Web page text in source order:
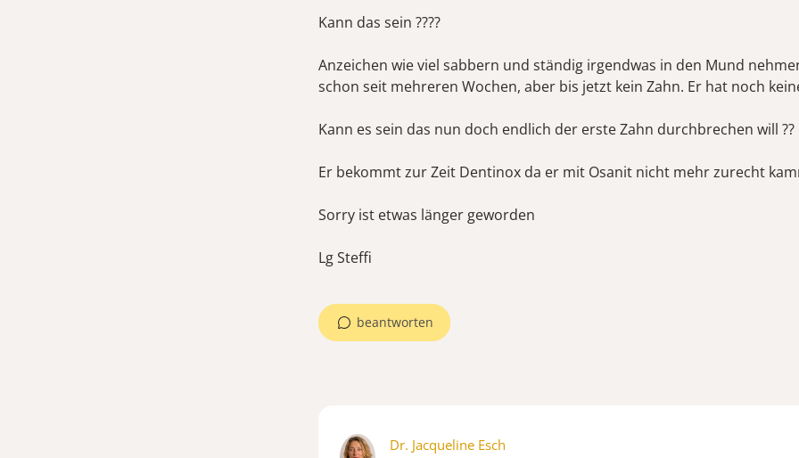
Kann das sein ????
Anzeichen wie viel sabbern und ständig irgendwas in den Mund
schon seit mehreren Wochen, aber bis jetzt kein Zahn. Er hat noch
Kann es sein das nun doch endlich der erste Zahn durchbrechen will ??
Er bekommt zur Zeit Dentinox da er mit Osanit nicht mehr zurecht
Sorry ist etwas länger geworden
Lg Steffi
beantworten
Dr. Jacqueline Esch